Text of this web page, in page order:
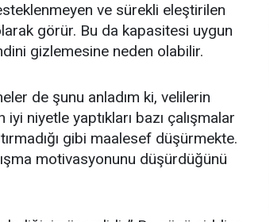
ve sürekli eleştirilen
görür. Bu da kapasitesi uygun
gizlemesine neden olabilir.
de şunu anladım ki, velilerin
iyi niyetle yaptıkları bazı çalışmalar
gibi maalesef düşürmekte.
motivasyonunu düşürdüğünü